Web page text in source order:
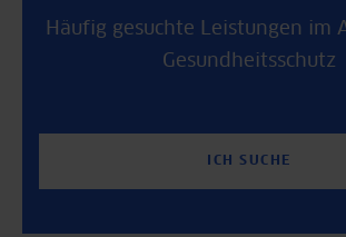
Häufig gesuchte Leistungen im
Gesundheitsschutz
ICH SUCHE